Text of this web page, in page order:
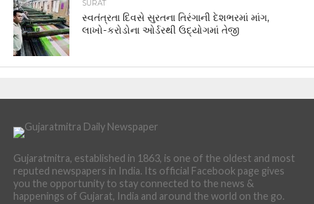
SURAT
સ્વતંત્રતા દિવસે સુરતના તિરંગાની દેશભરમાં માંગ,
લાખો-કરોડોના ઓર્ડરથી ઉદ્યોગમાં તેજી
Gujaratmitra, established in 1863, is one of the oldest and most
reputed newspapers in India. Its official Facebook page gives
you the opportunity to stay connected to the news &
happenings of Gujarat, India and around the world on the go.